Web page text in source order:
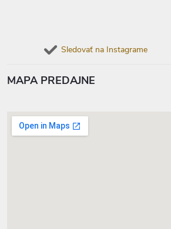
Sledovať na Instagrame
MAPA PREDAJNE